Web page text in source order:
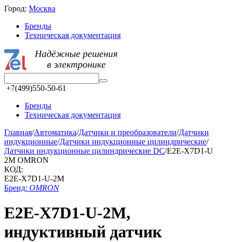
Город: Москва
Бренды
Техническая документация
+7(499)550-50-61
Бренды
Техническая документация
Главная/Автоматика/Датчики и преобразователи/Датчики
индукционные/Датчики индукционные цилиндрические/
Датчики индукционные цилиндрические DC/E2E-X7D1-U
2M OMRON
КОД:
E2E-X7D1-U-2M
Бренд: OMRON
E2E-X7D1-U-2M,
индуктивный датчик